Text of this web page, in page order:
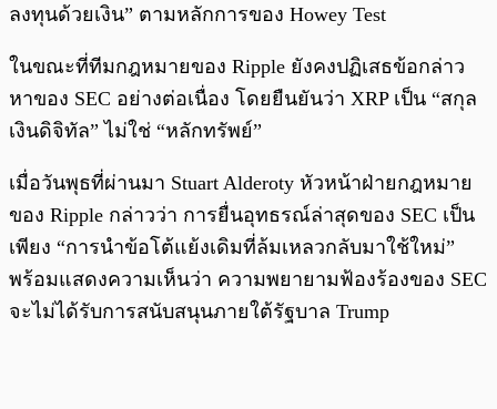
ลงทุนด้วยเงิน” ตามหลักการของ Howey Test
ในขณะที่ทีมกฎหมายของ Ripple ยังคงปฏิเสธข้อกล่าว
หาของ SEC อย่างต่อเนื่อง โดยยืนยันว่า XRP เป็น “สกุล
เงินดิจิทัล” ไม่ใช่ “หลักทรัพย์”
เมื่อวันพุธที่ผ่านมา Stuart Alderoty หัวหน้าฝ่ายกฎหมาย
ของ Ripple กล่าวว่า การยื่นอุทธรณ์ล่าสุดของ SEC เป็น
เพียง “การนำข้อโต้แย้งเดิมที่ล้มเหลวกลับมาใช้ใหม่”
พร้อมแสดงความเห็นว่า ความพยายามฟ้องร้องของ SEC
จะไม่ได้รับการสนับสนุนภายใต้รัฐบาล Trump